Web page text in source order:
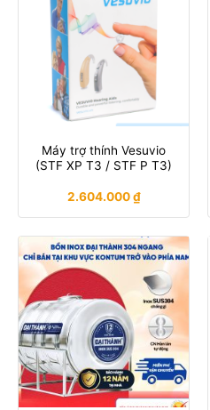
Máy trợ thính Vesuvio
(STF XP T3 / STF P T3)
2.604.000₫